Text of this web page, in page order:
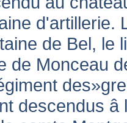
d'artillerie.
de Bel, le
de Monceau
descendus